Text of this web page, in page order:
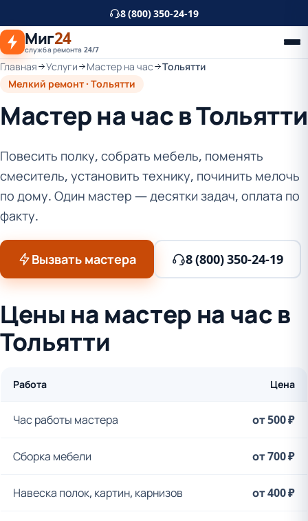
основному
контенту
8 (800) 350-24-19
Миг24
служба ремонта 24/7
Главная Услуги Мастер на час
Тольятти
Мелкий ремонт · Тольятти
Мастер на час в Тольятти
Повесить полку, собрать мебель, поменять
смеситель, установить технику, починить мелочь
по дому. Один мастер — десятки задач, оплата по
факту.
Вызвать мастера 8 (800) 350-24-19
Цены на мастер на час в
Тольятти
Работа Цена
Час работы мастера от 500 ₽
Сборка мебели от 700 ₽
Навеска полок, картин, карнизов от 400 ₽